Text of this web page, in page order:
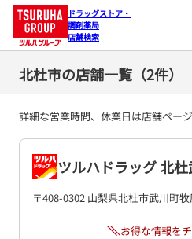
ドラッグストア・
調剤薬局
店舗検索
北杜市の店舗一覧（2件）
詳細な営業時間、休業日は店舗ペー
ツルハドラッグ 北
〒408-0302 山梨県北杜市武川町
お得な情報を